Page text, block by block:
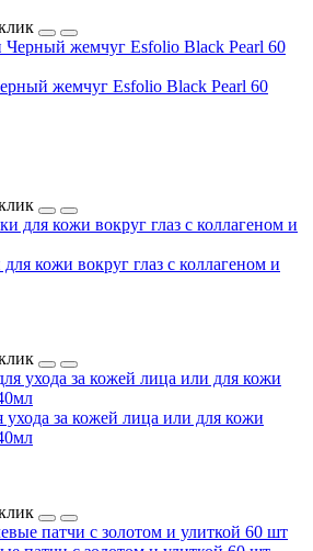
жемчуг Esfolio Black Pearl 60
кожи вокруг глаз с коллагеном и
за кожей лица или для кожи